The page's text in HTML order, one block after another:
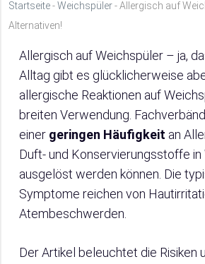
Startseite-Weichspüler-Allergisch auf
Alternativen!
Allergisch auf Weichspüler – ja,
Alltag gibt es glücklicherweise
allergische Reaktionen auf
breiten Verwendung.
einer geringen Häufigkeit an
Duft- und Konservierungsstoffe in
ausgelöst werden können. Die
Symptome reichen von
Atembeschwerden.
Der Artikel beleuchtet die Risiken